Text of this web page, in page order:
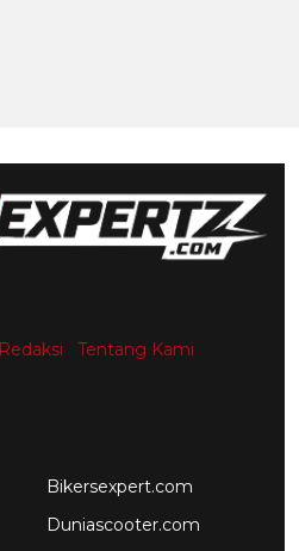
Redaksi
Tentang Kami
Bikersexpert.com
Duniascooter.com